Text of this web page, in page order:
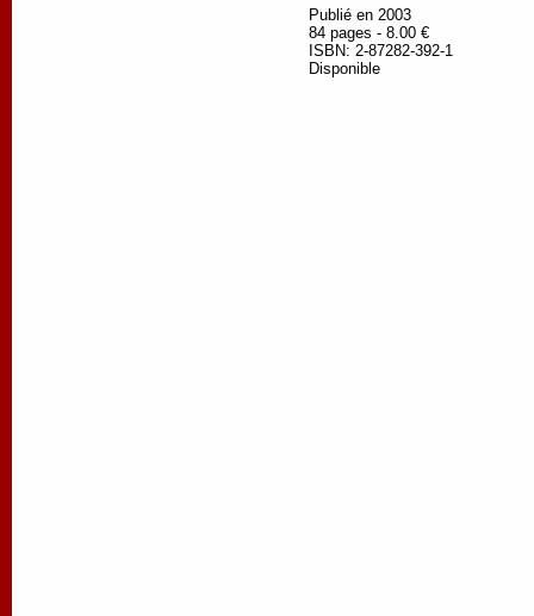
Publié en 2003
84 pages - 8.00 €
ISBN: 2-87282-392-1
Disponible